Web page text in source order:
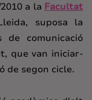
a la Facultat
suposa la
de comunicació
que van iniciar-
de segon cicle.